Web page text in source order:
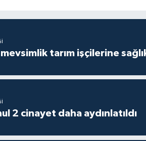
tarım işçilerine
2 cinayet daha aydınlatıldı